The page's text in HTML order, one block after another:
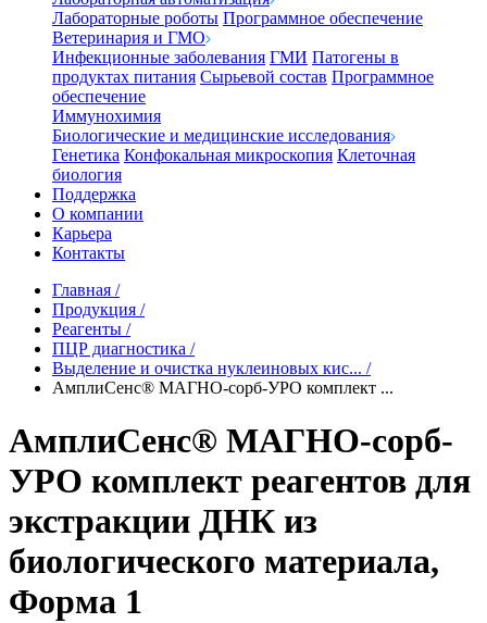
Лабораторные роботы Программное обеспечение
Ветеринария и ГМО
Инфекционные заболевания ГМИ Патогены в
продуктах питания Сырьевой состав Программное
обеспечение
Иммунохимия
Биологические и медицинские исследования
Генетика Конфокальная микроскопия Клеточная
биология
Поддержка
О компании
Карьера
Контакты
Главная /
Продукция /
Реагенты /
ПЦР диагностика /
Выделение и очистка нуклеиновых кис... /
АмплиСенс® МАГНО-сорб-УРО комплект ...
АмплиСенс® МАГНО-сорб-
УРО комплект реагентов для
экстракции ДНК из
биологического материала,
Форма 1